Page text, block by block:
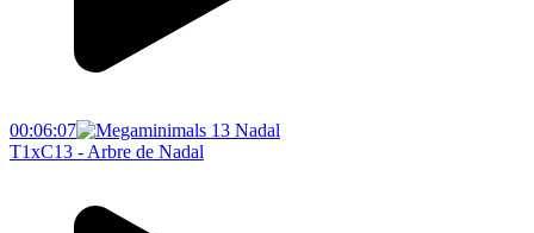
00:06:07
T1xC13 - Arbre de Nadal